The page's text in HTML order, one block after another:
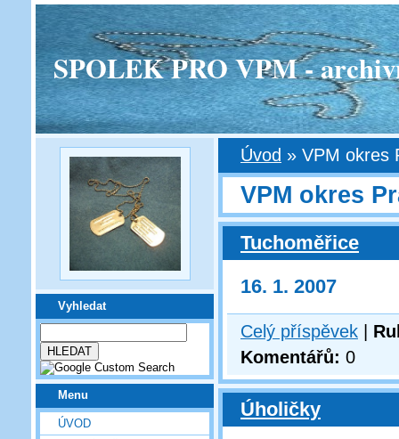
SPOLEK PRO VPM -
Vyhledat
Menu
ÚVOD
Úvod » VPM okres
VPM okres
Tuchoměřice
16. 1. 2007
Celý příspěvek
Komentářů: 0
Úholičky